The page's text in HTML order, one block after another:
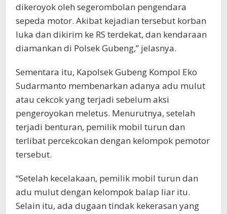
dikeroyok oleh segerombolan pengendara
sepeda motor. Akibat kejadian tersebut korban
luka dan dikirim ke RS terdekat, dan kendaraan
diamankan di Polsek Gubeng,” jelasnya.
Sementara itu, Kapolsek Gubeng Kompol Eko
Sudarmanto membenarkan adanya adu mulut
atau cekcok yang terjadi sebelum aksi
pengeroyokan meletus. Menurutnya, setelah
terjadi benturan, pemilik mobil turun dan
terlibat percekcokan dengan kelompok pemotor
tersebut.
“Setelah kecelakaan, pemilik mobil turun dan
adu mulut dengan kelompok balap liar itu.
Selain itu, ada dugaan tindak kekerasan yang